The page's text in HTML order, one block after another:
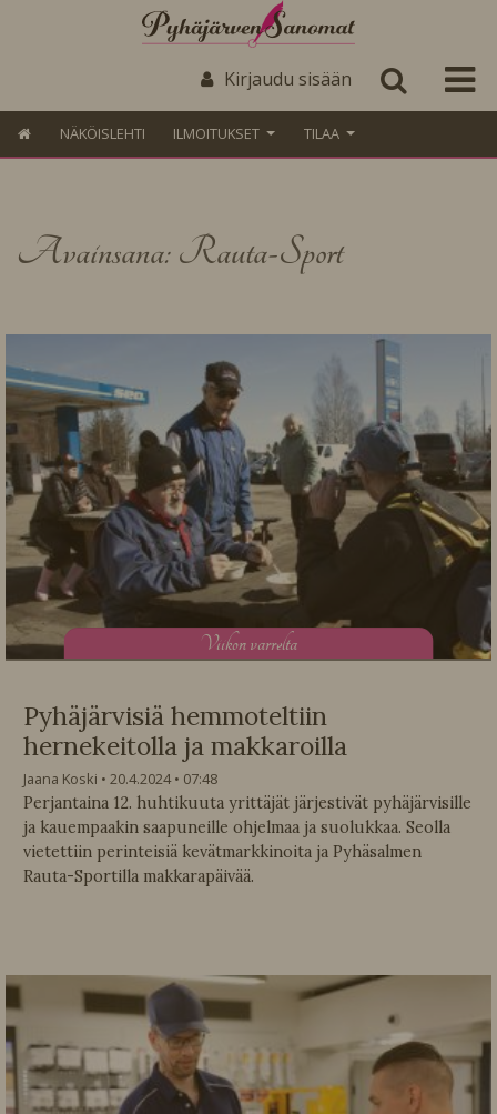
Kirjaudu sisään
NÄKÖISLEHTI ILMOITUKSET TILAA
Avainsana: Rauta-Sport
Viikon varrelta
Pyhäjärvisiä hemmoteltiin
hernekeitolla ja makkaroilla
Jaana Koski 20.4.2024
07:48
Perjantaina 12. huhtikuuta yrittäjät järjestivät pyhäjärvisille
ja kauempaakin saapuneille ohjelmaa ja suolukkaa. Seolla
vietettiin perinteisiä kevätmarkkinoita ja Pyhäsalmen
Rauta-Sportilla makkarapäivää.